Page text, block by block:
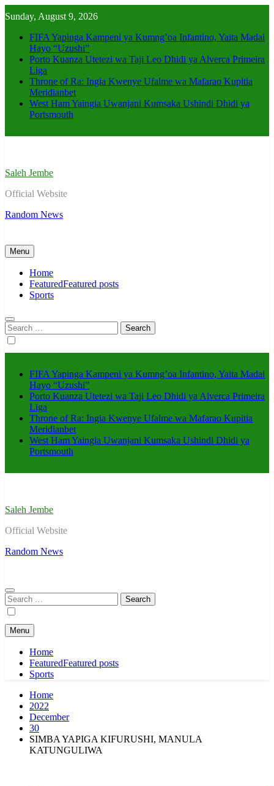
to
content
Sunday, August 9, 2026
FIFA Yapinga Kampeni ya Kumng’oa Infantino, Yaita Madai
Hayo “Uzushi”
Porto Kuanza Utetezi wa Taji Leo Dhidi ya Alverca Primeira
Liga
Throne of Ra: Ingia Kwenye Ufalme wa Mafarao Kupitia
Meridianbet
West Ham Yaingia Uwanjani Kumsaka Ushindi Dhidi ya
Portsmouth
Saleh Jembe
Official Website
Random News
Menu
Home
FeaturedFeatured posts
Sports
Search
for:
FIFA Yapinga Kampeni ya Kumng’oa Infantino, Yaita Madai
Hayo “Uzushi”
Porto Kuanza Utetezi wa Taji Leo Dhidi ya Alverca Primeira
Liga
Throne of Ra: Ingia Kwenye Ufalme wa Mafarao Kupitia
Meridianbet
West Ham Yaingia Uwanjani Kumsaka Ushindi Dhidi ya
Portsmouth
Saleh Jembe
Official Website
Random News
Search
for:
Menu
Home
FeaturedFeatured posts
Sports
Home
2022
December
30
SIMBA YAPIGA KIFURUSHI, MANULA
KATUNGULIWA